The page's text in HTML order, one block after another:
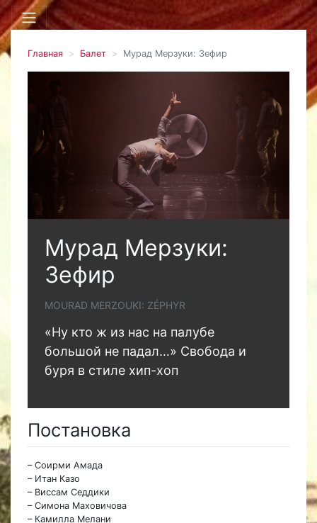
Главная Балет Мурад Мерзуки: Зефир
Мурад Мерзуки:
Зефир
MOURAD MERZOUKI: ZÉPHYR
«Ну кто ж из нас на палубе
большой не падал…» Свобода и
буря в стиле хип-хоп
Постановка
– Соирми Амада
– Итан Казо
– Виссам Седдики
– Симона Маховичова
– Камилла Мелани